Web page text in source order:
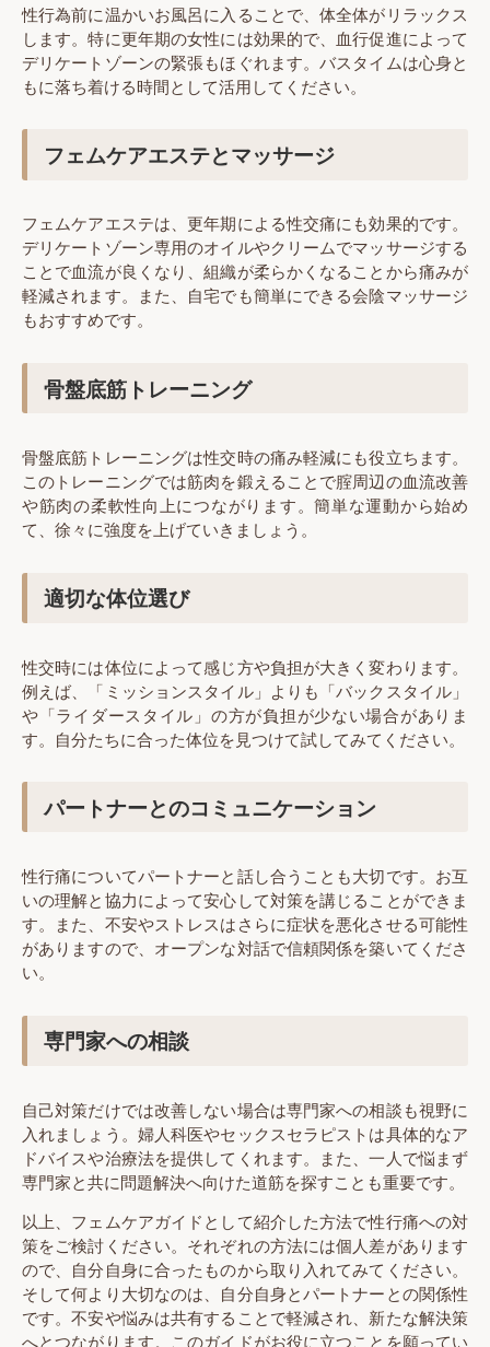
性行為前に温かいお風呂に入ることで、体全体がリラックス
します。特に更年期の女性には効果的で、血行促進によって
デリケートゾーンの緊張もほぐれます。バスタイムは心身と
もに落ち着ける時間として活用してください。
フェムケアエステとマッサージ
フェムケアエステは、更年期による性交痛にも効果的です。
デリケートゾーン専用のオイルやクリームでマッサージする
ことで血流が良くなり、組織が柔らかくなることから痛みが
軽減されます。また、自宅でも簡単にできる会陰マッサージ
もおすすめです。
骨盤底筋トレーニング
骨盤底筋トレーニングは性交時の痛み軽減にも役立ちます。
このトレーニングでは筋肉を鍛えることで腟周辺の血流改善
や筋肉の柔軟性向上につながります。簡単な運動から始め
て、徐々に強度を上げていきましょう。
適切な体位選び
性交時には体位によって感じ方や負担が大きく変わります。
例えば、「ミッションスタイル」よりも「バックスタイル」
や「ライダースタイル」の方が負担が少ない場合がありま
す。自分たちに合った体位を見つけて試してみてください。
パートナーとのコミュニケーション
性行痛についてパートナーと話し合うことも大切です。お互
いの理解と協力によって安心して対策を講じることができま
す。また、不安やストレスはさらに症状を悪化させる可能性
がありますので、オープンな対話で信頼関係を築いてくださ
い。
専門家への相談
自己対策だけでは改善しない場合は専門家への相談も視野に
入れましょう。婦人科医やセックスセラピストは具体的なア
ドバイスや治療法を提供してくれます。また、一人で悩まず
専門家と共に問題解決へ向けた道筋を探すことも重要です。
以上、フェムケアガイドとして紹介した方法で性行痛への対
策をご検討ください。それぞれの方法には個人差があります
ので、自分自身に合ったものから取り入れてみてください。
そして何より大切なのは、自分自身とパートナーとの関係性
です。不安や悩みは共有することで軽減され、新たな解決策
へとつながります。このガイドがお役に立つことを願ってい